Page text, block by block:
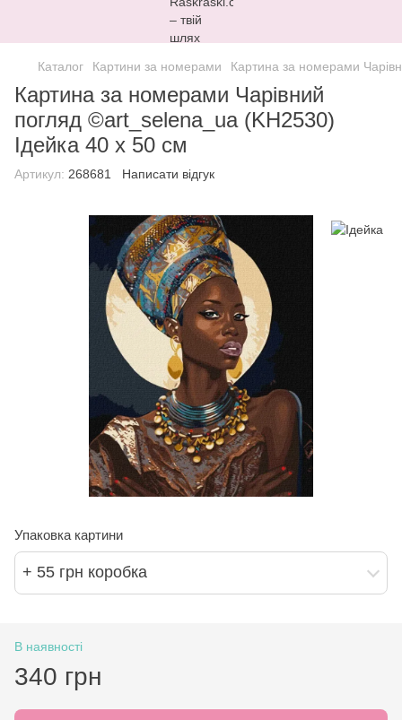
Каталог Картини за номерами Картина за номерами
Картина за номерами Чарівний
погляд ©art_selena_ua (KH2530)
Ідейка 40 х 50 см
Артикул: 268681 Написати відгук
Упаковка картини
+ 55 грн коробка
В наявності
340 грн